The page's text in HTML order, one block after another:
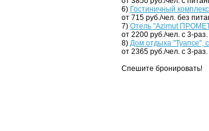
6) Гостиничный
от 715 руб./чел. без
7) Отель "Azimut
от 2200 руб./чел. с 3-
8) Дом отдыха "Туапсе",
от 2365 руб./чел. с 3-
Спешите бронировать!